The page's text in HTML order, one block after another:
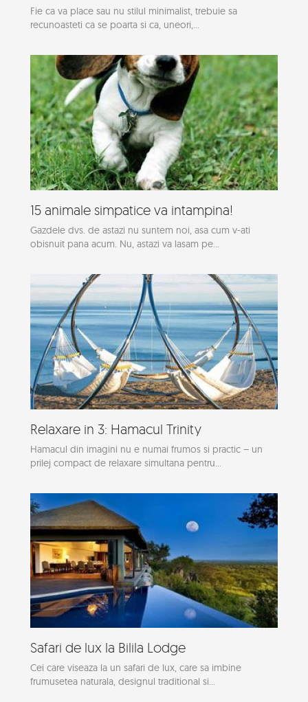
Fie ca va place sau nu stilul minimalist, trebuie sa
recunoasteti ca se poarta si ca, uneori,...
15 animale simpatice va intampina!
Gazdele dvs. de astazi nu suntem noi, asa cum v-ati
obisnuit pana acum. Nu, astazi va lasam pe...
Relaxare in 3: Hamacul Trinity
Hamacul din imagini nu e numai frumos si practic – un
prilej compact de relaxare simultana pentru...
Safari de lux la Bilila Lodge
Cei care viseaza la un safari de lux, care sa imbine
frumusetea naturala, designul traditional si...